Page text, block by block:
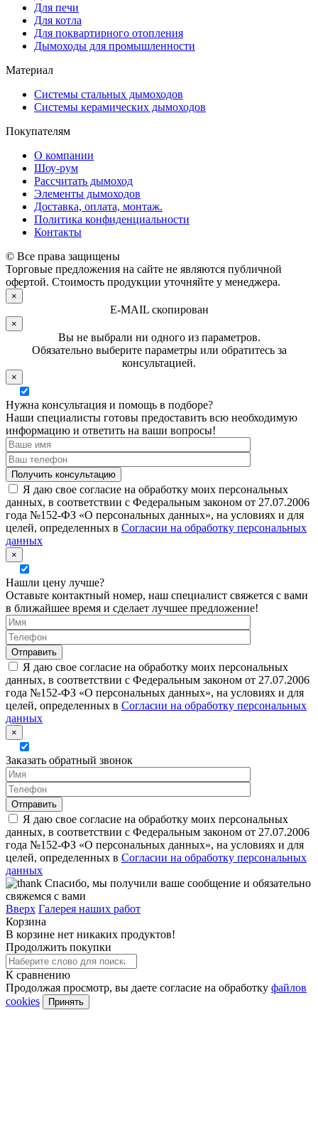
Для печи
Для котла
Для поквартирного отопления
Дымоходы для промышленности
Материал
Системы стальных дымоходов
Системы керамических дымоходов
Покупателям
О компании
Шоу-рум
Рассчитать дымоход
Элементы дымоходов
Доставка, оплата, монтаж.
Политика конфиденциальности
Контакты
© Все права защищены
Торговые предложения на сайте не являются публичной
офертой. Стоимость продукции уточняйте у менеджера.
×
E-MAIL скопирован
×
Вы не выбрали ни одного из параметров.
Обязательно выберите параметры или обратитесь за
консультацией.
×
Нужна консультация и помощь в подборе?
Наши специалисты готовы предоставить всю необходимую
информацию и ответить на ваши вопросы!
Я даю свое согласие на обработку моих персональных
данных, в соответствии с Федеральным законом от 27.07.2006
года №152-ФЗ «О персональных данных», на условиях и для
целей, определенных в Согласии на обработку персональных
данных
×
Нашли цену лучше?
Оставьте контактный номер, наш специалист свяжется с вами
в ближайшее время и сделает лучшее предложение!
Я даю свое согласие на обработку моих персональных
данных, в соответствии с Федеральным законом от 27.07.2006
года №152-ФЗ «О персональных данных», на условиях и для
целей, определенных в Согласии на обработку персональных
данных
×
Заказать обратный звонок
Я даю свое согласие на обработку моих персональных
данных, в соответствии с Федеральным законом от 27.07.2006
года №152-ФЗ «О персональных данных», на условиях и для
целей, определенных в Согласии на обработку персональных
данных
Спасибо, мы получили ваше сообщение и обязательно
свяжемся с вами
Вверх Галерея наших работ
Корзина
В корзине нет никаких продуктов!
Продолжить покупки
К сравнению
Продолжая просмотр, вы даете согласие на обработку файлов
cookies
Принять